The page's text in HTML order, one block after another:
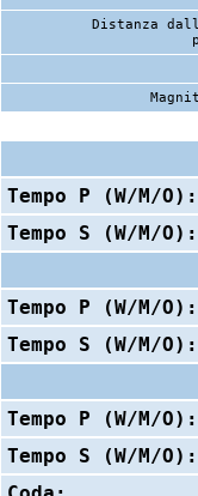
Distanza
Tempo P (W/M/O):
Tempo S (W/M/O):
Tempo P (W/M/O):
Tempo S (W/M/O):
Tempo P (W/M/O):
Tempo S (W/M/O):